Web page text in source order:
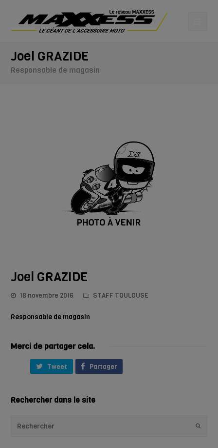
Joel GRAZIDE
Responsable de magasin
Joel GRAZIDE
18 novembre 2016 STAFF TOULOUSE
Responsable de magasin
Merci de partager cela.
Tweet Partager
Rechercher dans le site